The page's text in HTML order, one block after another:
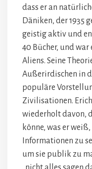
dass er an
Däniken, der 1935
geistig aktiv und
40 Bücher, und
Aliens. Seine
Außerirdischen in
populäre
Zivilisationen.
wiederholt davon,
könne, was er
Informationen zu
um sie publik zu